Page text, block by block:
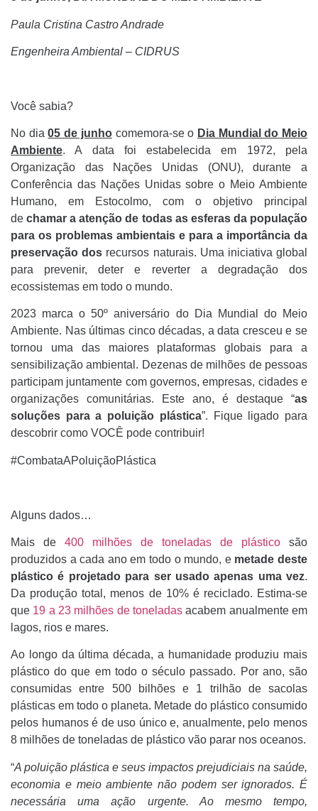
Paula Cristina Castro Andrade
Engenheira Ambiental – CIDRUS
Você sabia?
No dia05 de junhocomemora-se o Dia Mundial do Meio
Ambiente. A data foi estabelecida em 1972, pela
Organização das Nações Unidas (ONU), durante a
Conferência das Nações Unidas sobre o Meio Ambiente
Humano, em Estocolmo, com o objetivo principal
dechamar a atenção de todas as esferas da população
para os problemas ambientais e para a importância da
preservação dos recursos naturais. Uma iniciativa global
para prevenir, deter e reverter a degradação dos
ecossistemas em todo o mundo.
2023 marca o 50º aniversário do Dia Mundial do Meio
Ambiente. Nas últimas cinco décadas, a data cresceu e se
tornou uma das maiores plataformas globais para a
sensibilização ambiental. Dezenas de milhões de pessoas
participam juntamente com governos, empresas, cidades e
organizações comunitárias. Este ano, é destaque “as
soluções para a poluição plástica”. Fique ligado para
descobrir como VOCÊ pode contribuir!
#CombataAPoluiçãoPlástica
Alguns dados…
Mais de 400 milhões de toneladas de plástico são
produzidos a cada ano em todo o mundo, e metade deste
plástico é projetado para ser usado apenas uma vez.
Da produção total, menos de 10% é reciclado. Estima-se
que 19 a 23 milhões de toneladas acabem anualmente em
lagos, rios e mares.
Ao longo da última década, a humanidade produziu mais
plástico do que em todo o século passado. Por ano, são
consumidas entre 500 bilhões e 1 trilhão de sacolas
plásticas em todo o planeta. Metade do plástico consumido
pelos humanos é de uso único e, anualmente, pelo menos
8 milhões de toneladas de plástico vão parar nos oceanos.
“A poluição plástica e seus impactos prejudiciais na saúde,
economia e meio ambiente não podem ser ignorados. É
necessária uma ação urgente. Ao mesmo tempo,